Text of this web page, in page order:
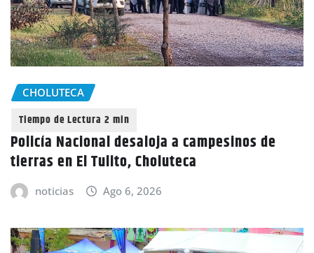
CHOLUTECA
Policía Nacional desaloja a campesinos de
tierras en El Tulito, Choluteca
noticias Ago 6, 2026